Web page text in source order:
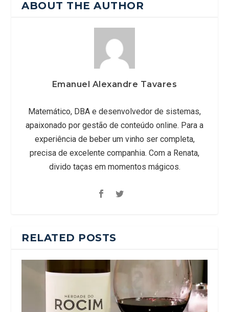
ABOUT THE AUTHOR
Emanuel Alexandre Tavares
Matemático, DBA e desenvolvedor de sistemas,
apaixonado por gestão de conteúdo online. Para a
experiência de beber um vinho ser completa,
precisa de excelente companhia. Com a Renata,
divido taças em momentos mágicos.
RELATED POSTS